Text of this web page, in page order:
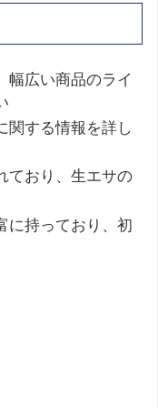
幅広い商品のライ
関する情報を詳し
ており、生エサの
に持っており、初